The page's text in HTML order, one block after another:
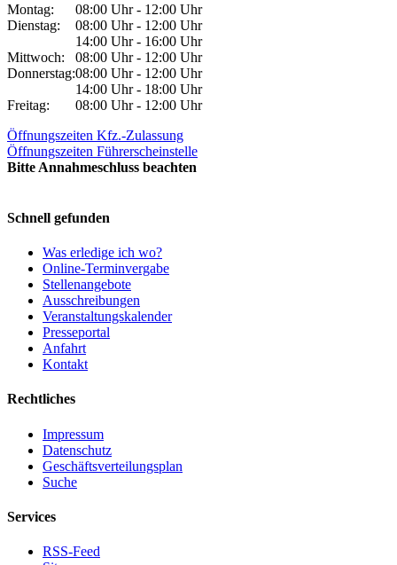
Montag:
08:00 Uhr - 12:00 Uhr
Dienstag:
08:00 Uhr - 12:00 Uhr
14:00 Uhr - 16:00 Uhr
Mittwoch:
08:00 Uhr - 12:00 Uhr
Donnerstag:08:00 Uhr - 12:00 Uhr
14:00 Uhr - 18:00 Uhr
Freitag:
08:00 Uhr - 12:00 Uhr
Öffnungszeiten Kfz.-Zulassung
Öffnungszeiten Führerscheinstelle
Bitte Annahmeschluss beachten
Schnell gefunden
Was erledige ich wo?
Online-Terminvergabe
Stellenangebote
Ausschreibungen
Veranstaltungskalender
Presseportal
Anfahrt
Kontakt
Rechtliches
Impressum
Datenschutz
Geschäftsverteilungsplan
Suche
Services
RSS-Feed